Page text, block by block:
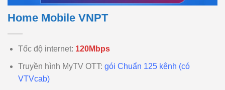
Home Mobile VNPT
Tốc độ internet: 120Mbps
Truyền hình MyTV OTT: gói Chuẩn 125 kênh (có
VTVcab)